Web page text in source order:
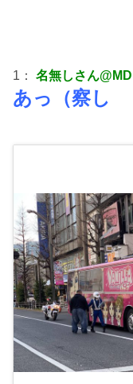
1： 名無しさん@MD
あっ（察し